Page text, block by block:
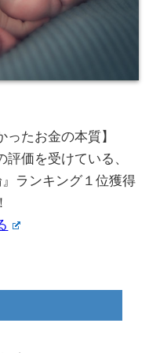
ったお金の本質】
価を受けている、
ランキング１位獲得